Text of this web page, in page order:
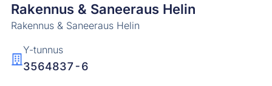
Rakennus & Saneeraus Helin
Rakennus & Saneeraus Helin
Y-tunnus
3564837-6